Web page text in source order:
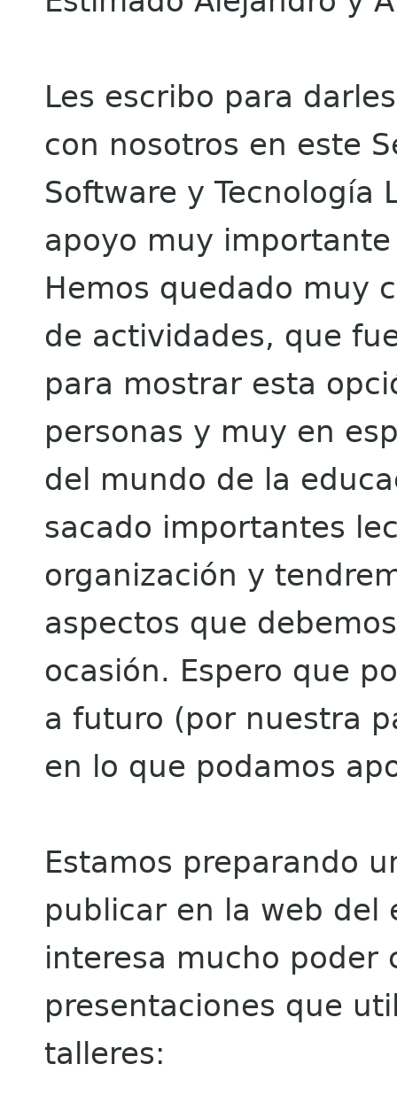
Les escribo para
con nosotros en este
Software y Tecnología
apoyo muy
Hemos quedado muy
de actividades, que
para mostrar esta
personas y muy en
del mundo de la
sacado importantes
organización y
aspectos que
ocasión. Espero que
a futuro (por nuestra
en lo que podamos
Estamos preparando
publicar en la web del
interesa mucho poder
presentaciones que
talleres: